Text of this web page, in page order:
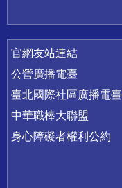
官網友站連結
公營廣播電臺
臺北國際社區廣播電臺
中華職棒大聯盟
身心障礙者權利公約